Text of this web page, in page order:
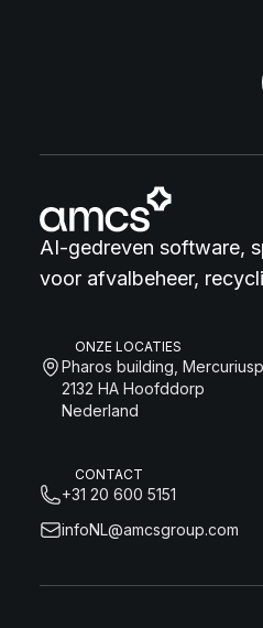
AI-gedreven software,
voor afvalbeheer,
ONZE LOCATIES
Pharos building,
2132 HA Hoofddorp
Nederland
CONTACT
+31 20 600 5151
infoNL@amcsgroup.com